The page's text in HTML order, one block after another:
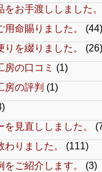
をお手渡ししました。
用命賜りました。
(44)
りを綴りました。
(26)
房の口コミ (1)
房の評判 (1)
を見直ししました。
りました。
(111)
をご紹介します。
(3)